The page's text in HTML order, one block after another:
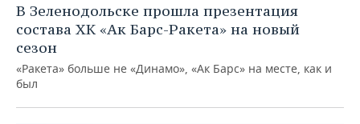
В Зеленодольске прошла презентация
состава ХК «Ак Барс-Ракета» на новый
сезон
«Ракета» больше не «Динамо», «Ак Барс» на месте, как и
был